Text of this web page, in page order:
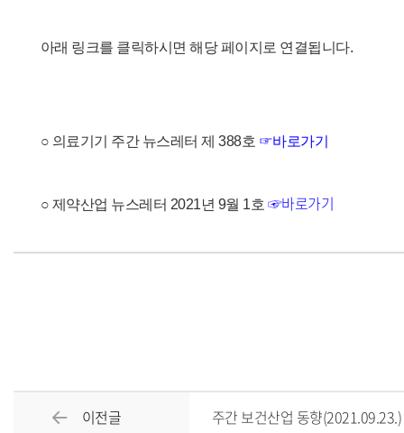
아래 링크를 클릭하시면 해당 페이지로 연결됩니다.
○ 의료기기 주간 뉴스레터 제 388호 ☞바로가기
○ 제약산업 뉴스레터 2021년 9월 1호 ☞바로가기
이전글 주간 보건산업 동향(2021.09.23.)